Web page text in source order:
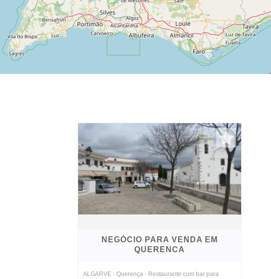
NEGÓCIO PARA VENDA EM
QUERENCA
ALGARVE - Querença - Restaurante com bar para